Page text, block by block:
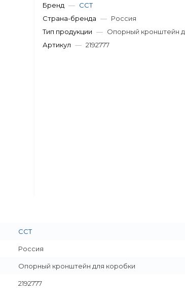
Бренд — ССТ
Страна-бренда — Россия
Тип продукции — Опорный кронштейн
Артикул — 2192777
ССТ
Россия
Опорный кронштейн для коробки
2192777